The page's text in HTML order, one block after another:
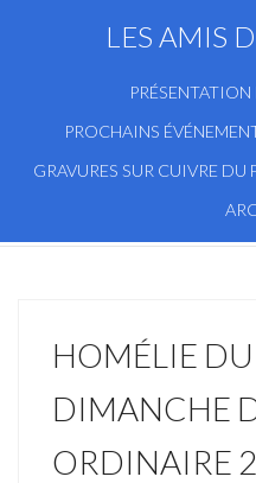
LES AMIS
PROCHAINS
GRAVURES SUR CUIVRE DU
HOMÉLIE
DIMANCHE
ORDINAIRE